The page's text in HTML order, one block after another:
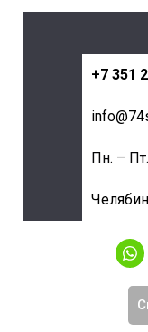
+7 351
Пн. –